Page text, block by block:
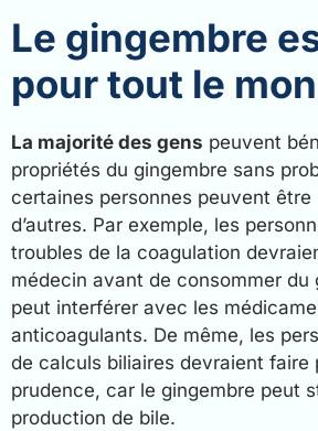
Le gingembre
pour tout le
La majorité des gens peuvent
propriétés du gingembre sans
certaines personnes peuvent être
d’autres. Par exemple, les
troubles de la coagulation
médecin avant de consommer du
peut interférer avec les
anticoagulants. De même, les
de calculs biliaires devraient faire
prudence, car le gingembre peut
production de bile.